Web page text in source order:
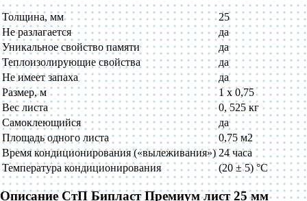
Толщина, мм
25
Не разлагается
да
Уникальное свойство памяти
да
Теплоизолирующие свойства
да
Не имеет запаха
да
Размер, м
1 х 0,75
Вес листа
0, 525 кг
Самоклеющийся
да
Площадь одного листа
0,75 м2
Время кондиционирования («вылеживания») 24 часа
Температура кондиционирования
(20 ± 5) °C
Описание СтП Бипласт Премиум лист 25 мм